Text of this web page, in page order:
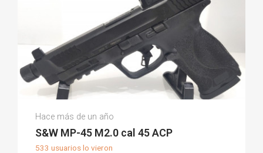
Emilio S.
(0)
Hace más de un año
S&W MP-45 M2.0 cal 45 ACP
533 usuarios lo vieron